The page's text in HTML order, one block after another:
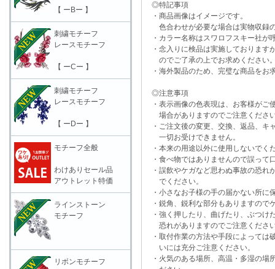
◎特記事項
・商品画像はイメージです。
色合わせが必要な場合は実物収録
・カラー名称はスワロフスキー社が
・念入りに検品は実施しております
のでご了承の上でお求めください
・海外製品のため、完璧な商品をお
◎注意事項
・表示画像の色表現は、お客様がご
場合がありますのでご注意くださ
・ご注文後の変更、交換、返品、キ
一切お受けできません。
・本来の用途以外に使用しないでく
・食べ物ではありませんので誤って
・誤飲やケガなど思わぬ事故の恐れ
でください。
・小さなお子様の手の届かない所に
・鋭角、鋭利な部分もありますので
・強く押したり、曲げたり、ぶつけ
恐れがありますのでご注意くださ
・取付作業の方法や手段によっては
いには充分ご注意ください。
・火気のある場所、高温・多湿の場
【 ーBー 】
刺繍モチーフ
レースモチーフ
【 ーCー 】
刺繍モチーフ
レースモチーフ
【 ーDー 】
モチーフ全般
わけありセール品
アウトレット特価
ラインストーン
モチーフ
リボンモチーフ